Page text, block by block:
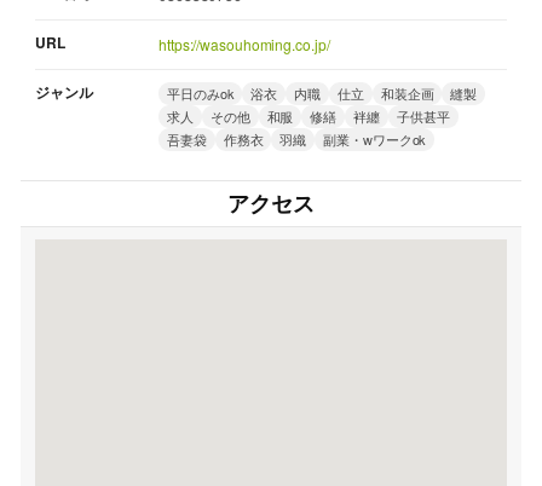
URL https://wasouhoming.co.jp/
ジャンル 平日のみok 浴衣 内職 仕立 和装企画
縫製
求人
その他 和服 修繕 袢纏
子供甚平
吾妻袋
作務衣 羽織 副業・wワークok
アクセス